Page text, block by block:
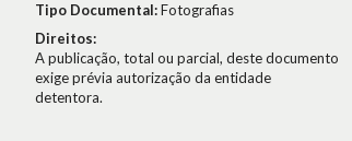
Tipo Documental:Fotografias
Direitos:
A publicação, total ou parcial, deste documento
exige prévia autorização da entidade
detentora.